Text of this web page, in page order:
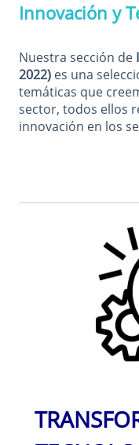
Innovación y
Nuestra sección de
2022) es una
temáticas que
sector, todos ellos
innovación en los